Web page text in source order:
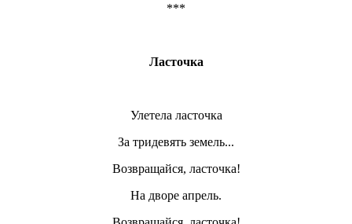
***
Ласточка
Улетела ласточка
За тридевять земель...
Возвращайся, ласточка!
На дворе апрель.